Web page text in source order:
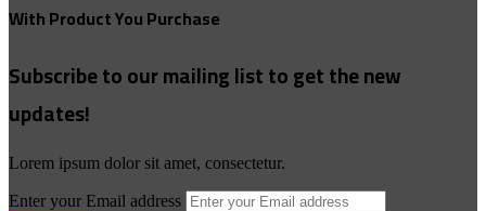
With Product You Purchase
Subscribe to our mailing list to get the new
updates!
Lorem ipsum dolor sit amet, consectetur.
Enter your Email address